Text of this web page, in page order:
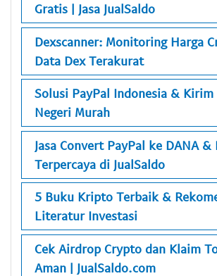
Gratis | Jasa JualSaldo
Dexscanner: Monitoring Harga
Data Dex Terakurat
Solusi PayPal Indonesia & Kirim
Negeri Murah
Jasa Convert PayPal ke DANA &
Terpercaya di JualSaldo
5 Buku Kripto Terbaik &
Literatur Investasi
Cek Airdrop Crypto dan Klaim
Aman | JualSaldo.com